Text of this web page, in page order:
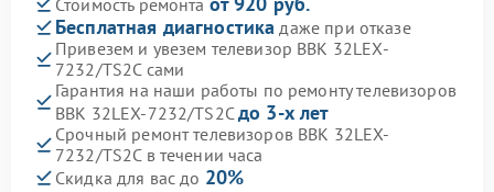
Стоимость ремонта
Бесплатная диагностика даже при отказе
Привезем и увезем телевизор BBK 32LEX-
7232/TS2C сами
Гарантия на наши работы по ремонту телевизоров
BBK 32LEX-7232/TS2Cдо 3-х лет
Срочный ремонт телевизоров BBK 32LEX-
7232/TS2C в течении часа
Скидка для вас до 20%